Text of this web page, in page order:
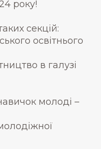
року!
секцій:
освітнього
в галузі
молоді –